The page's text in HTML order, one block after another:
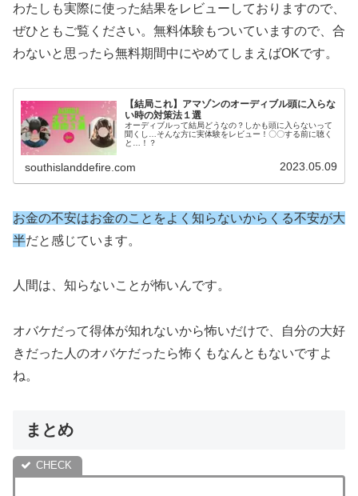
わたしも実際に使った結果をレビューしておりますので、
ぜひともご覧ください。無料体験もついていますので、合
わないと思ったら無料期間中にやめてしまえばOKです。
【結局これ】アマゾンのオーディブル頭に入らな
い時の対策法１選
オーディブルって結局どうなの？しかも頭に入らないって
聞くし…そんな方に実体験をレビュー！〇〇する前に聴く
と…！？
southislanddefire.com 2023.05.09
お金の不安はお金のことをよく知らないからくる不安が大
半だと感じています。
人間は、知らないことが怖いんです。
オバケだって得体が知れないから怖いだけで、自分の大好
きだった人のオバケだったら怖くもなんともないですよ
ね。
まとめ